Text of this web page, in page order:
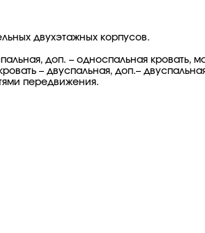
двухэтажных корпусов.
доп. – односпальная кровать,
– двуспальная, доп.–
передвижения.